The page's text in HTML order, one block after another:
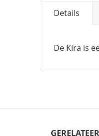
Details
De Kira is